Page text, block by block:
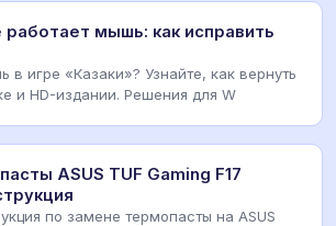
работает мышь: как исправить
в игре «Казаки»? Узнайте, как вернуть
и HD-издании. Решения для W
ASUS TUF Gaming F17
по замене термопасты на ASUS